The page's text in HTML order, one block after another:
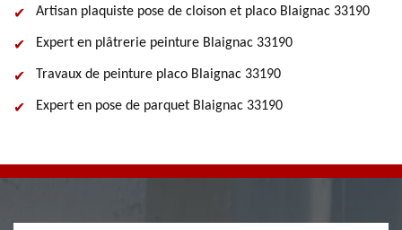
Artisan plaquiste pose de cloison et placo Blaignac 33190
Expert en plâtrerie peinture Blaignac 33190
Travaux de peinture placo Blaignac 33190
Expert en pose de parquet Blaignac 33190